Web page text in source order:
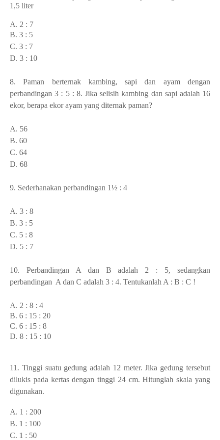
1,5 liter
A. 2 : 7
B. 3 : 5
C. 3 : 7
D. 3 : 10
8. Paman berternak kambing, sapi dan ayam dengan
perbandingan 3 : 5 : 8. Jika selisih kambing dan sapi adalah 16
ekor, berapa ekor ayam yang diternak paman?
A. 56
B. 60
C. 64
D. 68
9. Sederhanakan perbandingan 1½ : 4
A. 3 : 8
B. 3 : 5
C. 5 : 8
D. 5 : 7
10. Perbandingan A dan B adalah 2 : 5, sedangkan
perbandingan A dan C adalah 3 : 4. Tentukanlah A : B : C !
A. 2 : 8 : 4
B. 6 : 15 : 20
C. 6 : 15 : 8
D. 8 : 15 : 10
11. Tinggi suatu gedung adalah 12 meter. Jika gedung tersebut
dilukis pada kertas dengan tinggi 24 cm. Hitunglah skala yang
digunakan.
A. 1 : 200
B. 1 : 100
C. 1 : 50